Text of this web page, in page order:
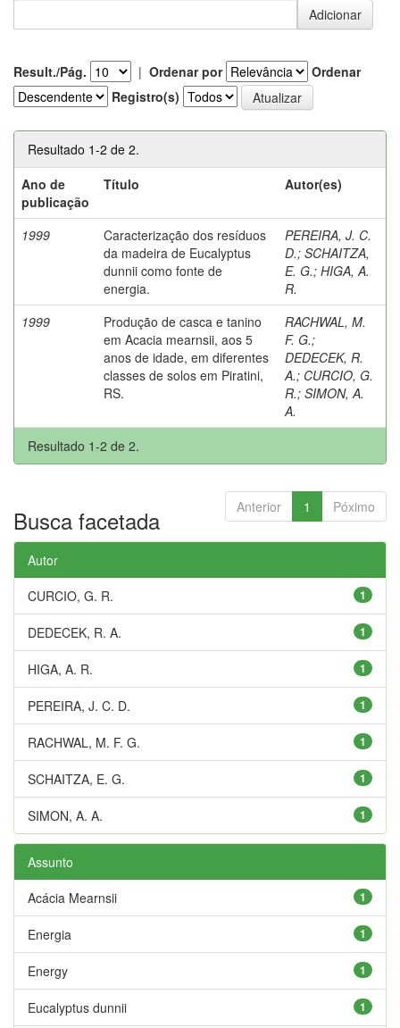
Result./Pág. | Ordenar por
Ordenar
Registro(s)
Resultado 1-2 de 2.
Ano de
publicação
Título Autor(es)
1999
Caracterização dos resíduos
da madeira de Eucalyptus
dunnii como fonte de
energia.
PEREIRA, J. C.
D.; SCHAITZA,
E. G.; HIGA, A.
R.
1999
Produção de casca e tanino
em Acacia mearnsii, aos 5
anos de idade, em diferentes
classes de solos em Piratini,
RS.
RACHWAL, M.
F. G.;
DEDECEK, R.
A.; CURCIO, G.
R.; SIMON, A.
A.
Resultado 1-2 de 2.
Anterior 1 Póximo
Busca facetada
Autor
1
CURCIO, G. R.
1
DEDECEK, R. A.
1
HIGA, A. R.
1
PEREIRA, J. C. D.
1
RACHWAL, M. F. G.
1
SCHAITZA, E. G.
1
SIMON, A. A.
Assunto
1
Acácia Mearnsii
1
Energia
1
Energy
1
Eucalyptus dunnii